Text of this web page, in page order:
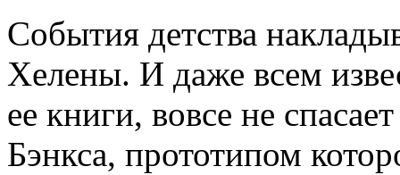
События детства
Хелены. И даже всем
ее книги, вовсе не
Бэнкса, прототипом